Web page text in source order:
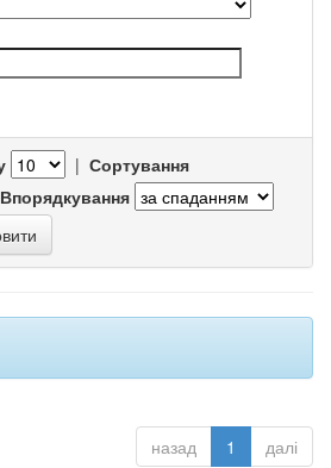
| Сортування
Впорядкування
назад 1 далі